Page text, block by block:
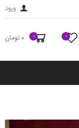
ورود
0
0 0 تومان